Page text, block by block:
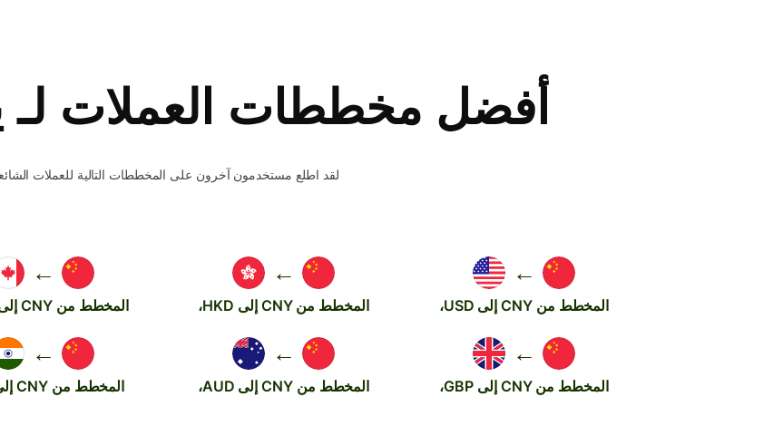
أفضل مخططات العملات لـ
لقد اطلع مستخدمون آخرون على المخططات التالية للعملات
←
المخطط من CNY إلى USD،
←
المخطط من CNY إلى HKD،
←
المخطط من CNY إلى CAD،
←
المخطط من CNY إلى GBP،
←
المخطط من CNY إلى AUD،
←
المخطط من CNY إلى INR،